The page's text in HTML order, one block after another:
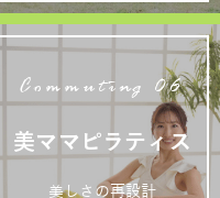
Commuting 06
美ママピラティス
美しさの再設計